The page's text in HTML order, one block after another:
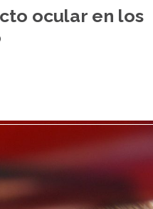
ocular en los